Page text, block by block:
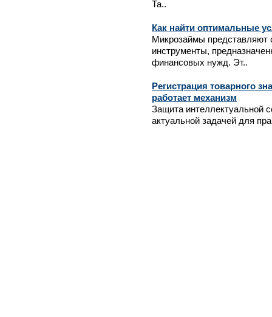
Та..
Как найти оптимальные
Микрозаймы представляют
инструменты,
финансовых нужд. Эт..
Регистрация товарного
работает механизм
Защита интеллектуальной
актуальной задачей для